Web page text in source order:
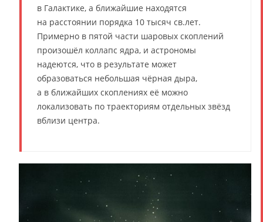
в Галактике, а ближайшие находятся
на расстоянии порядка 10 тысяч св.лет.
Примерно в пятой части шаровых скоплений
произошёл коллапс ядра, и астрономы
надеются, что в результате может
образоваться небольшая чёрная дыра,
а в ближайших скоплениях её можно
локализовать по траекториям отдельных звёзд
вблизи центра.